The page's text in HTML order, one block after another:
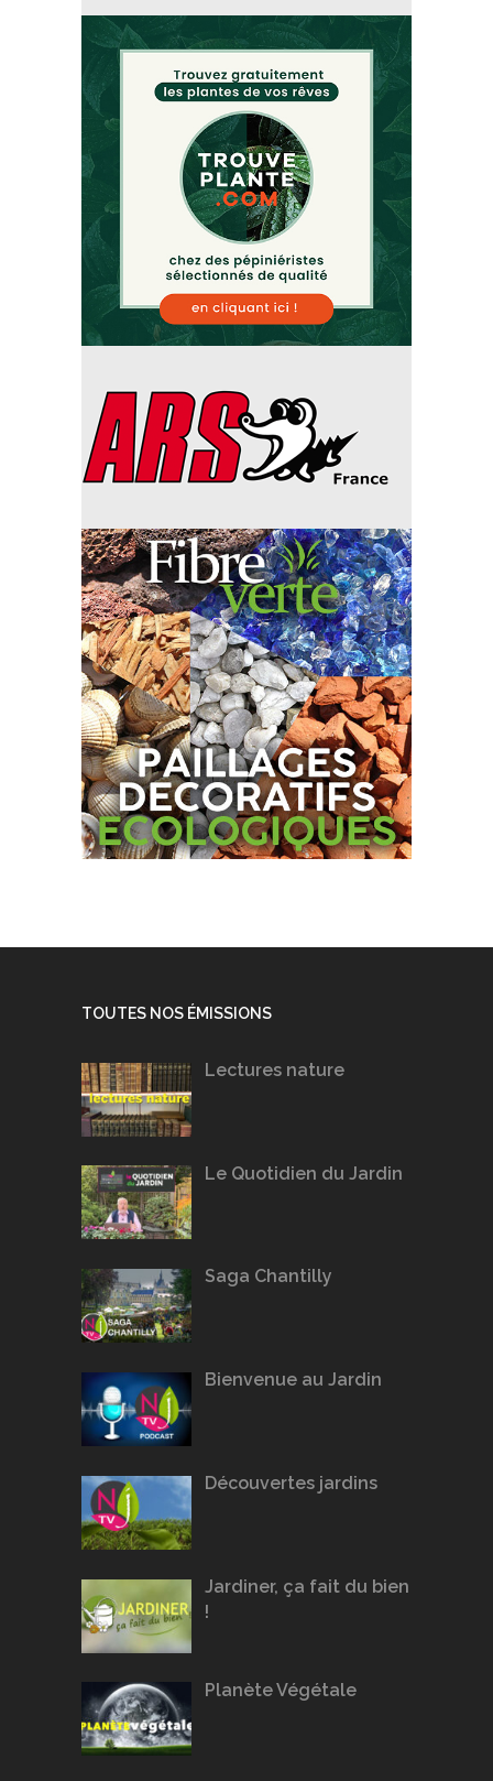
TOUTES NOS ÉMISSIONS
Lectures nature
Le Quotidien du Jardin
Saga Chantilly
Bienvenue au Jardin
Découvertes jardins
Jardiner, ça fait du bien
!
Planète Végétale